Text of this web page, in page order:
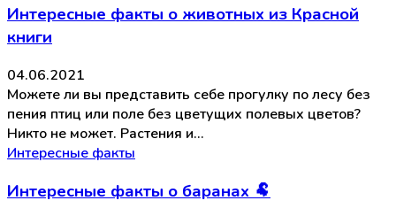
Интересные факты о животных из Красной
книги
04.06.2021
Можете ли вы представить себе прогулку по лесу без
пения птиц или поле без цветущих полевых цветов?
Никто не может. Растения и…
Интересные факты
Интересные факты о баранах 🐏